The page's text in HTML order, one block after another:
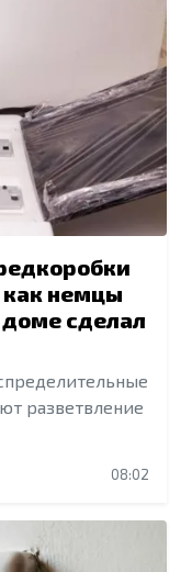
как немцы
сделал
разветвление
08:02